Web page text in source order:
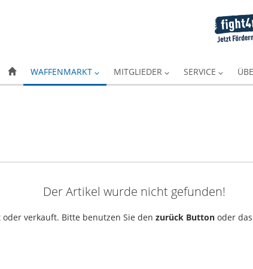
WAFFENMARKT MITGLIEDER SERVICE
Der Artikel wurde nicht gefunden!
verkauft. Bitte benutzen Sie den zurück Button oder das